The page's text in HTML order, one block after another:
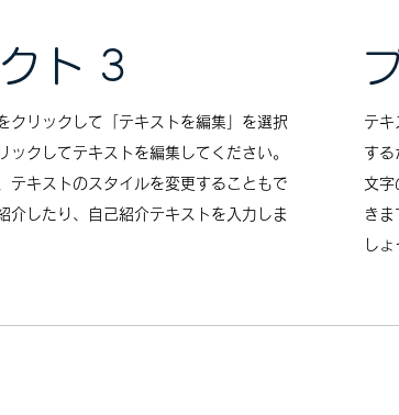
ト 3
クリックして「テキストを編集」を選択
ックしてテキストを編集してください。
テキストのスタイルを変更することもで
介したり、自己紹介テキストを入力しま
テキ
する
文字
きま
しょ